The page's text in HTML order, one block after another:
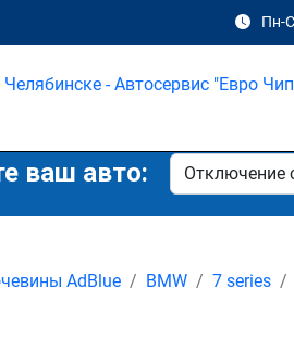
Пн-
ваш авто:
AdBlue BMW 7 series